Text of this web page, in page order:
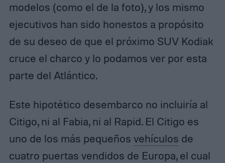
modelos (como el de la foto), y los mismo
ejecutivos han sido honestos a propósito
de su deseo de que el próximo SUV Kodiak
cruce el charco y lo podamos ver por esta
parte del Atlántico.
Este hipotético desembarco no incluiría al
Citigo, ni al Fabia, ni al Rapid. El Citigo es
uno de los más pequeños vehículos de
cuatro puertas vendidos de Europa, el cual